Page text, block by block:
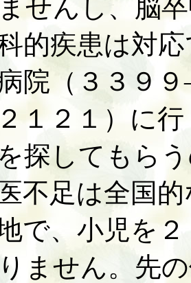
せんし、脳
的疾患は対
院（３３９
１２１）に
探してもら
不足は全国的
で、小児を
ません。先